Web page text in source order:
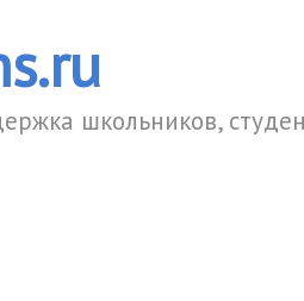
школьников,